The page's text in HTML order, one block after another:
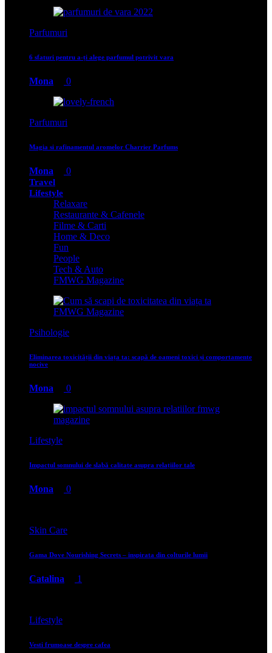
Parfumuri
6 sfaturi pentru a-ți alege parfumul potrivit vara
Mona 0
Parfumuri
Magia si rafinamentul aromelor Charrier Parfums
Mona 0
Travel
Lifestyle
Relaxare
Restaurante & Cafenele
Filme & Carti
Home & Deco
Fun
People
Tech & Auto
FMWG Magazine
Psihologie
Eliminarea toxicității din viața ta: scapă de oameni toxici și comportamente
nocive
Mona 0
Lifestyle
Impactul somnului de slabă calitate asupra relațiilor tale
Mona 0
Skin Care
Gama Dove Nourishing Secrets – inspirata din colturile lumii
Catalina 1
Lifestyle
Vesti frumoase despre cafea